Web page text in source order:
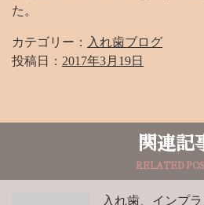
た。
カテゴリー： 入れ歯ブログ
投稿日： 2017年3月19日
関連記
RELATED
入れ歯、インプ